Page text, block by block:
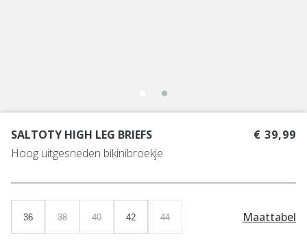
SALTOTY HIGH LEG BRIEFS
Hoog uitgesneden bikinibroekje
€ 39,99
36 38 40 42 44 Maattabel